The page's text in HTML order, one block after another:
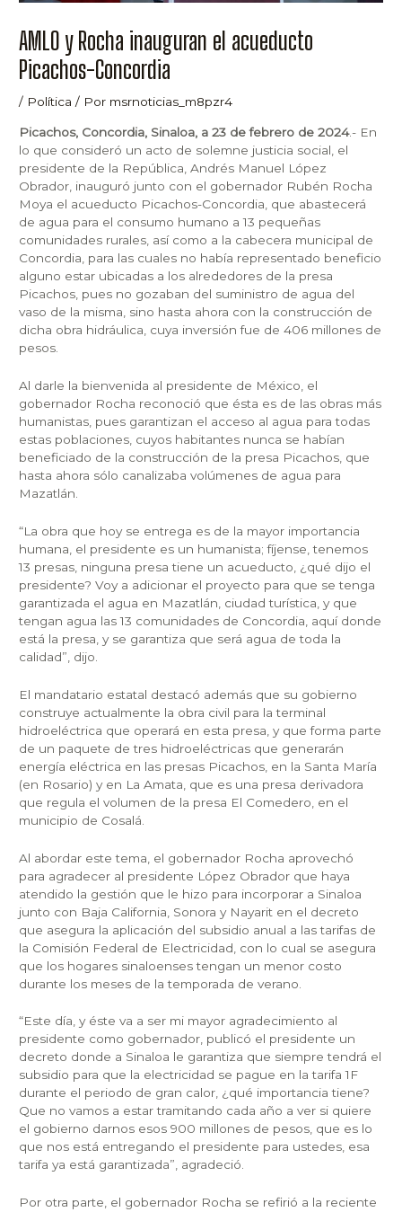
AMLO y Rocha inauguran el acueducto
Picachos-Concordia
/ Política / Por msrnoticias_m8pzr4
Picachos, Concordia, Sinaloa, a 23 de febrero de 2024.- En
lo que consideró un acto de solemne justicia social, el
presidente de la República, Andrés Manuel López
Obrador, inauguró junto con el gobernador Rubén Rocha
Moya el acueducto Picachos-Concordia, que abastecerá
de agua para el consumo humano a 13 pequeñas
comunidades rurales, así como a la cabecera municipal de
Concordia, para las cuales no había representado beneficio
alguno estar ubicadas a los alrededores de la presa
Picachos, pues no gozaban del suministro de agua del
vaso de la misma, sino hasta ahora con la construcción de
dicha obra hidráulica, cuya inversión fue de 406 millones de
pesos.
Al darle la bienvenida al presidente de México, el
gobernador Rocha reconoció que ésta es de las obras más
humanistas, pues garantizan el acceso al agua para todas
estas poblaciones, cuyos habitantes nunca se habían
beneficiado de la construcción de la presa Picachos, que
hasta ahora sólo canalizaba volúmenes de agua para
Mazatlán.
“La obra que hoy se entrega es de la mayor importancia
humana, el presidente es un humanista; fíjense, tenemos
13 presas, ninguna presa tiene un acueducto, ¿qué dijo el
presidente? Voy a adicionar el proyecto para que se tenga
garantizada el agua en Mazatlán, ciudad turística, y que
tengan agua las 13 comunidades de Concordia, aquí donde
está la presa, y se garantiza que será agua de toda la
calidad”, dijo.
El mandatario estatal destacó además que su gobierno
construye actualmente la obra civil para la terminal
hidroeléctrica que operará en esta presa, y que forma parte
de un paquete de tres hidroeléctricas que generarán
energía eléctrica en las presas Picachos, en la Santa María
(en Rosario) y en La Amata, que es una presa derivadora
que regula el volumen de la presa El Comedero, en el
municipio de Cosalá.
Al abordar este tema, el gobernador Rocha aprovechó
para agradecer al presidente López Obrador que haya
atendido la gestión que le hizo para incorporar a Sinaloa
junto con Baja California, Sonora y Nayarit en el decreto
que asegura la aplicación del subsidio anual a las tarifas de
la Comisión Federal de Electricidad, con lo cual se asegura
que los hogares sinaloenses tengan un menor costo
durante los meses de la temporada de verano.
“Este día, y éste va a ser mi mayor agradecimiento al
presidente como gobernador, publicó el presidente un
decreto donde a Sinaloa le garantiza que siempre tendrá el
subsidio para que la electricidad se pague en la tarifa 1F
durante el periodo de gran calor, ¿qué importancia tiene?
Que no vamos a estar tramitando cada año a ver si quiere
el gobierno darnos esos 900 millones de pesos, que es lo
que nos está entregando el presidente para ustedes, esa
tarifa ya está garantizada”, agradeció.
Por otra parte, el gobernador Rocha se refirió a la reciente